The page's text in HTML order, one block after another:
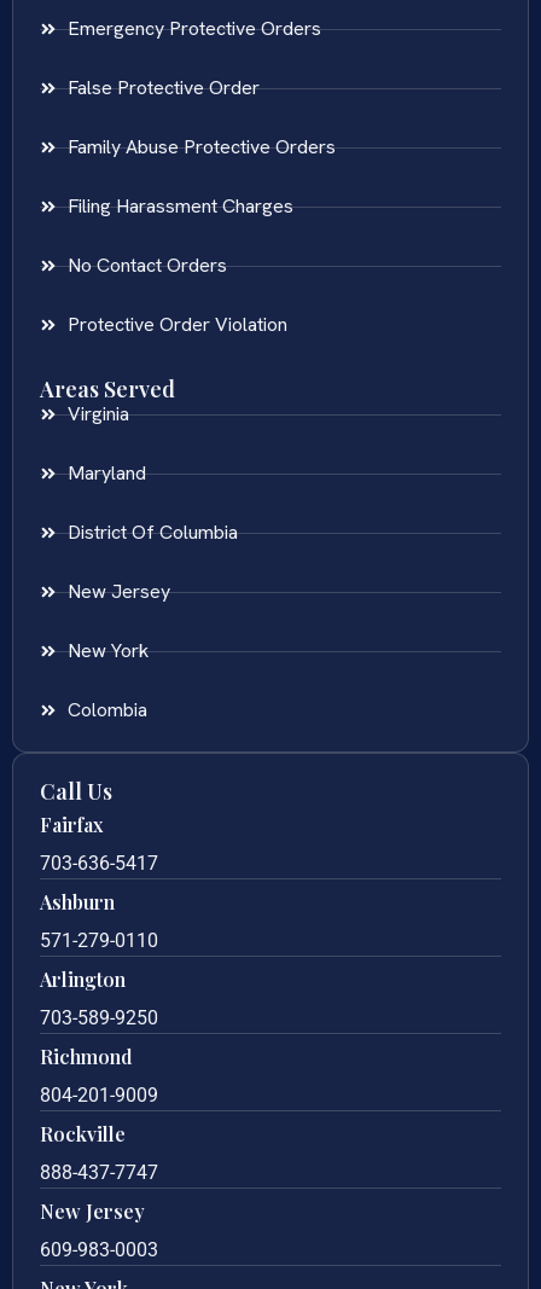
Emergency Protective Orders
False Protective Order
Family Abuse Protective Orders
Filing Harassment Charges
No Contact Orders
Protective Order Violation
Areas Served
Virginia
Maryland
District Of Columbia
New Jersey
New York
Colombia
Call Us
Fairfax
703-636-5417
Ashburn
571-279-0110
Arlington
703-589-9250
Richmond
804-201-9009
Rockville
888-437-7747
New Jersey
609-983-0003